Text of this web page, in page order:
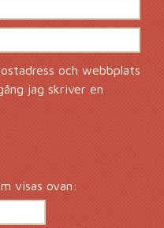
och webbplats
jag skriver en
visas ovan: